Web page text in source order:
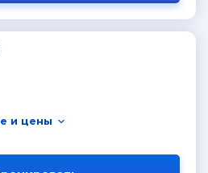
и цены